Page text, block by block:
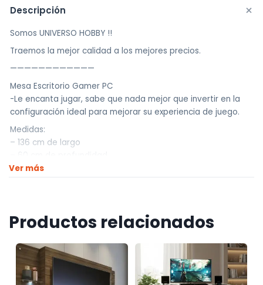
Descripción +
Somos UNIVERSO HOBBY !!
Traemos la mejor calidad a los mejores precios.
————————————
Mesa Escritorio Gamer PC
-Le encanta jugar, sabe que nada mejor que invertir en la
configuración ideal para mejorar su experiencia de juego.
Medidas:
– 136 cm de largo
– 75cm de altura
juegos y controles, además de tener un lugar adecuado
para colocar tu CPU o consola.
ecológica con 7 capas de protección, asegurando mayor
resistencia y durabilidad al producto.
-Perfecto para jugar en una computadora o un videojuego,
Ver más
Productos relacionados